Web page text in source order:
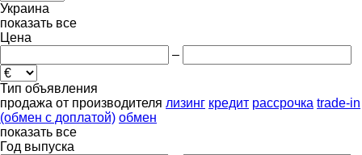
Украина
показать все
Цена
–
Тип объявления
продажа от производителя лизинг кредит рассрочка trade-in
(обмен с доплатой) обмен
показать все
Год выпуска